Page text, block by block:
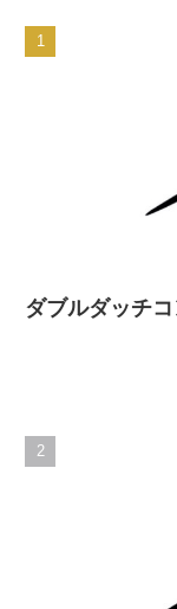
ダブルダッチ